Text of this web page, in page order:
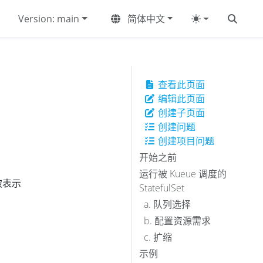
Version: main 简体中文
查看此页面
编辑此页面
创建子页面
创建问题
创建项目问题
开始之前
运行被 Kueue 调度的
StatefulSet
a. 队列选择
b. 配置资源需求
c. 扩缩
示例
示